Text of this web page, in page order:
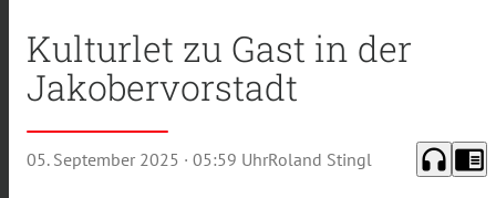
Kulturlet zu Gast in der
Jakobervorstadt
05. September 2025 · 05:59 UhrRoland Stingl headphones chrome_reader_mode